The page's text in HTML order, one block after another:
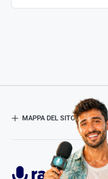
MAPPA DEL SITO- Esplora